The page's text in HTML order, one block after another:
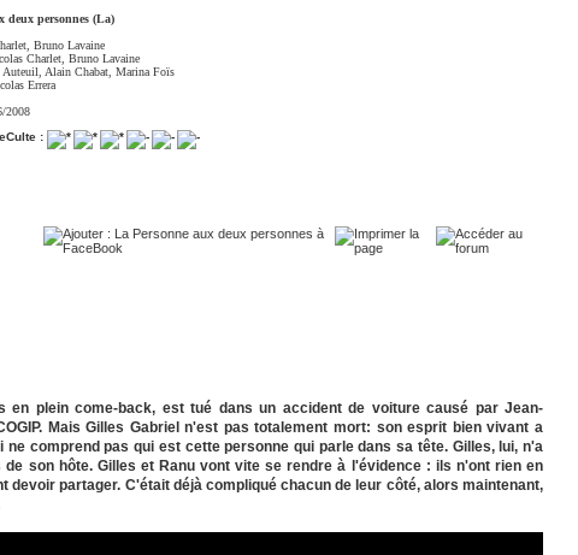
deux personnes (La)
,Bruno Lavaine
Charlet ,Bruno Lavaine
Auteuil Alain Chabat ,Marina Foïs
Errera
2008
:
en plein come-back, est tué dans un accident de voiture causé par Jean-
Mais Gilles Gabriel n'est pas totalement mort: son esprit bien vivant a
comprend pas qui est cette personne qui parle dans sa tête. Gilles, lui, n'a
son hôte. Gilles et Ranu vont vite se rendre à l'évidence : ils n'ont rien en
devoir partager. C'était déjà compliqué chacun de leur côté, alors maintenant,